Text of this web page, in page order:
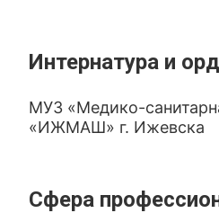
Интернатура и
МУЗ «Медико-
«ИЖМАШ» г. Ижевска
Сфера